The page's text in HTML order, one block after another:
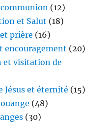
(12)
et Salut (18)
prière (16)
encouragement (20)
et visitation de
Jésus et éternité (15)
(48)
(30)